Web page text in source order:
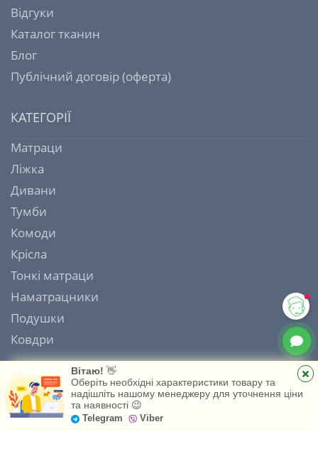
Головна
Вітаю! 👋
Оберіть необхідні характеристики товару та
надішліть нашому менеджеру для уточнення ціни
та наявності 😉
Telegram Viber
Відгуки
Каталог тканин
Блог
Публічний договір (оферта)
КАТЕГОРІЇ
Матраци
Ліжка
Дивани
Тумби
Комоди
Крісла
Тонкі матраци
Наматрацники
Подушки
Ковдри
ІНТЕРНЕТ МАГАЗИН МАТРАЦІВ MATRAS HOUSE 2006 - 2026